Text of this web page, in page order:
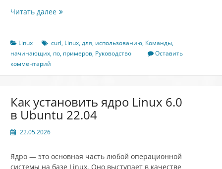
Читать далееРуководство
команды
curl
(5
примеров)
Linux curl, Linux,для, использованию, Команды,
начинающих, по, примеров, Руководство
Оставить
комментарий
Как установить ядро Linux 6.0
в Ubuntu 22.04
22.05.2026
Ядро — это основная часть любой операционной
системы на базе Linux. Оно выступает в качестве